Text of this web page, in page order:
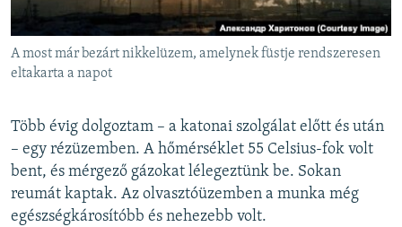
A most már bezárt nikkelüzem, amelynek füstje rendszeresen
eltakarta a napot
Több évig dolgoztam – a katonai szolgálat előtt és után
– egy rézüzemben. A hőmérséklet 55 Celsius-fok volt
bent, és mérgező gázokat lélegeztünk be. Sokan
reumát kaptak. Az olvasztóüzemben a munka még
egészségkárosítóbb és nehezebb volt.